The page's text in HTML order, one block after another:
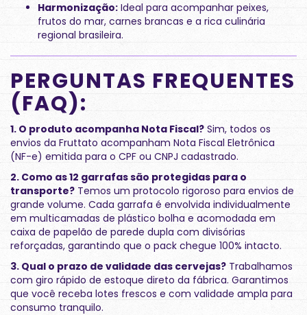
Harmonização: Ideal para acompanhar peixes,
frutos do mar, carnes brancas e a rica culinária
regional brasileira.
PERGUNTAS FREQUENTES
(FAQ):
1. O produto acompanha Nota Fiscal? Sim, todos os
envios da Fruttato acompanham Nota Fiscal Eletrônica
(NF-e) emitida para o CPF ou CNPJ cadastrado.
2. Como as 12 garrafas são protegidas para o
transporte? Temos um protocolo rigoroso para envios de
grande volume. Cada garrafa é envolvida individualmente
em multicamadas de plástico bolha e acomodada em
caixa de papelão de parede dupla com divisórias
reforçadas, garantindo que o pack chegue 100% intacto.
3. Qual o prazo de validade das cervejas? Trabalhamos
com giro rápido de estoque direto da fábrica. Garantimos
que você receba lotes frescos e com validade ampla para
consumo tranquilo.